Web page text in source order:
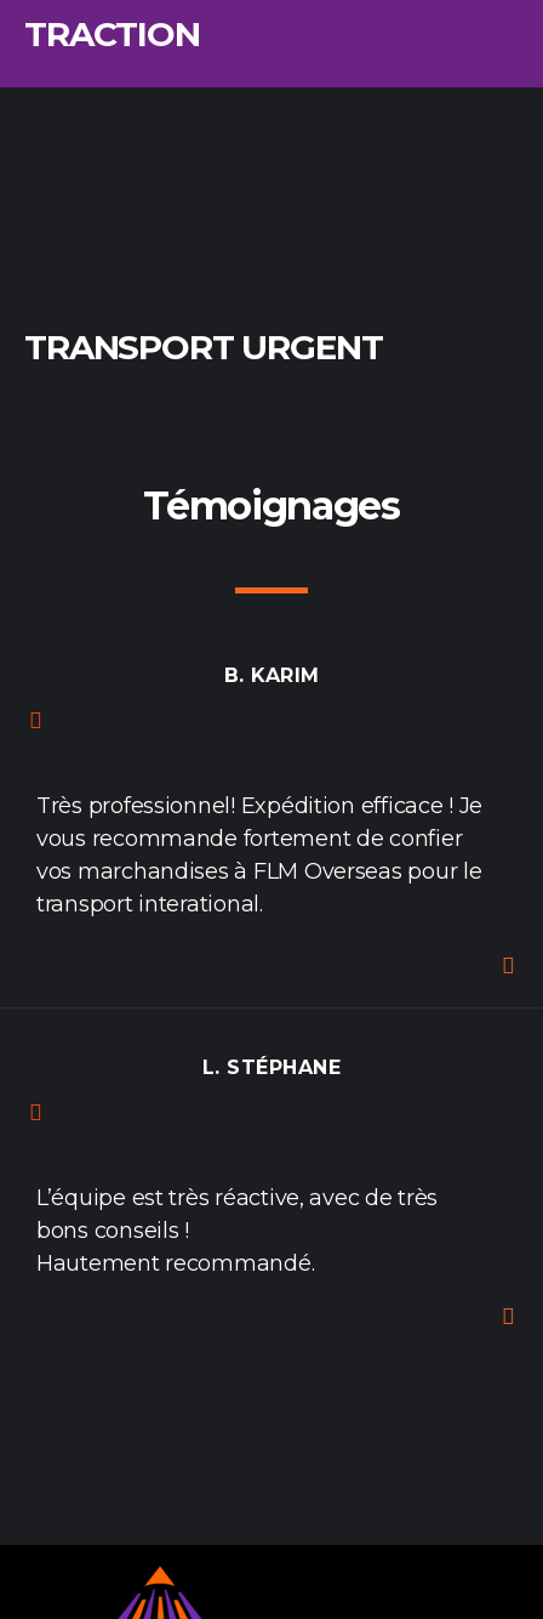
TRACTION
TRANSPORT URGENT
Témoignages
B. KARIM
Très professionnel! Expédition efficace ! Je
vous recommande fortement de confier
vos marchandises à FLM Overseas pour le
transport interational.
L. STÉPHANE
L’équipe est très réactive, avec de très
bons conseils !
Hautement recommandé.